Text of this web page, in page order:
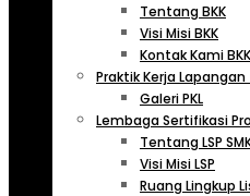
Tentang BKK
Visi Misi BKK
Kontak Kami BKK
Praktik Kerja Lapangan
Galeri PKL
Lembaga Sertifikasi
Tentang LSP
Visi Misi LSP
Ruang Lingkup